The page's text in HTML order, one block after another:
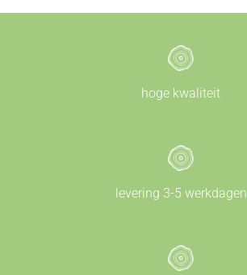
hoge kwaliteit
levering 3-5 werkdagen